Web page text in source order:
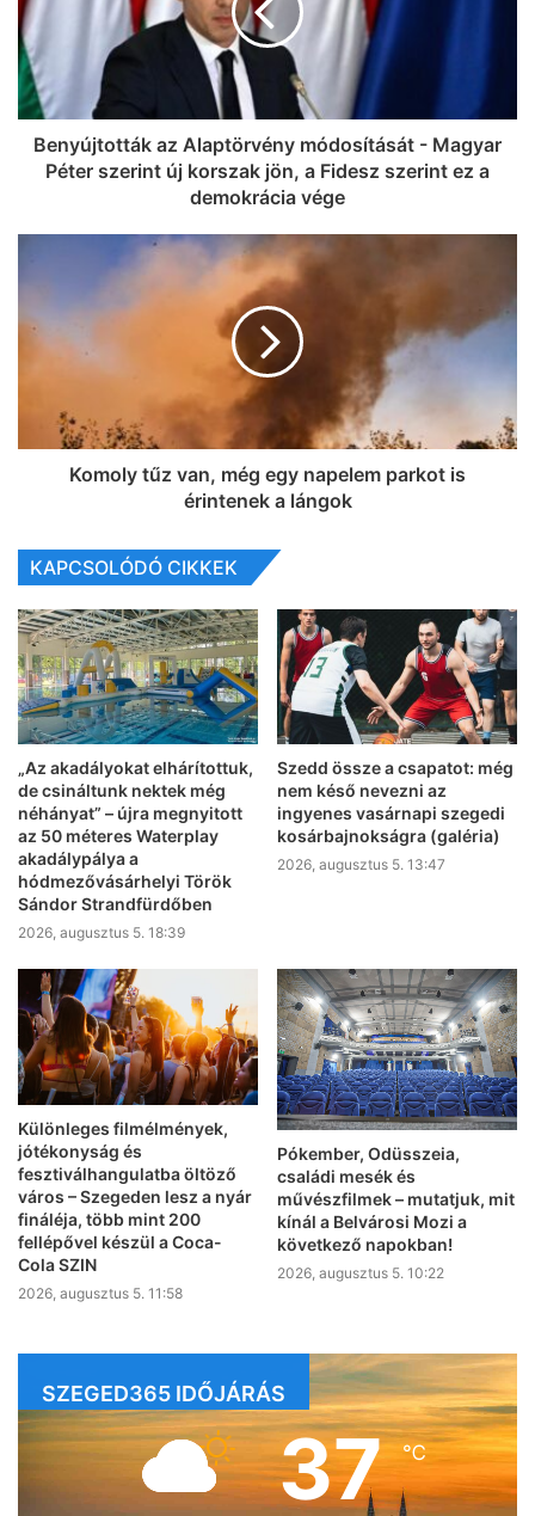
Benyújtották az Alaptörvény módosítását - Magyar
Péter szerint új korszak jön, a Fidesz szerint ez a
demokrácia vége
Komoly tűz van, még egy napelem parkot is
érintenek a lángok
KAPCSOLÓDÓ CIKKEK
„Az akadályokat elhárítottuk,
de csináltunk nektek még
néhányat” – újra megnyitott
az 50 méteres Waterplay
akadálypálya a
hódmezővásárhelyi Török
Sándor Strandfürdőben
2026, augusztus 5. 18:39
Szedd össze a csapatot: még
nem késő nevezni az
ingyenes vasárnapi szegedi
kosárbajnokságra (galéria)
2026, augusztus 5. 13:47
Különleges filmélmények,
jótékonyság és
fesztiválhangulatba öltöző
város – Szegeden lesz a nyár
fináléja, több mint 200
fellépővel készül a Coca-
Cola SZIN
2026, augusztus 5. 11:58
Pókember, Odüsszeia,
családi mesék és
művészfilmek – mutatjuk, mit
kínál a Belvárosi Mozi a
következő napokban!
2026, augusztus 5. 10:22
SZEGED365 IDŐJÁRÁS
37℃